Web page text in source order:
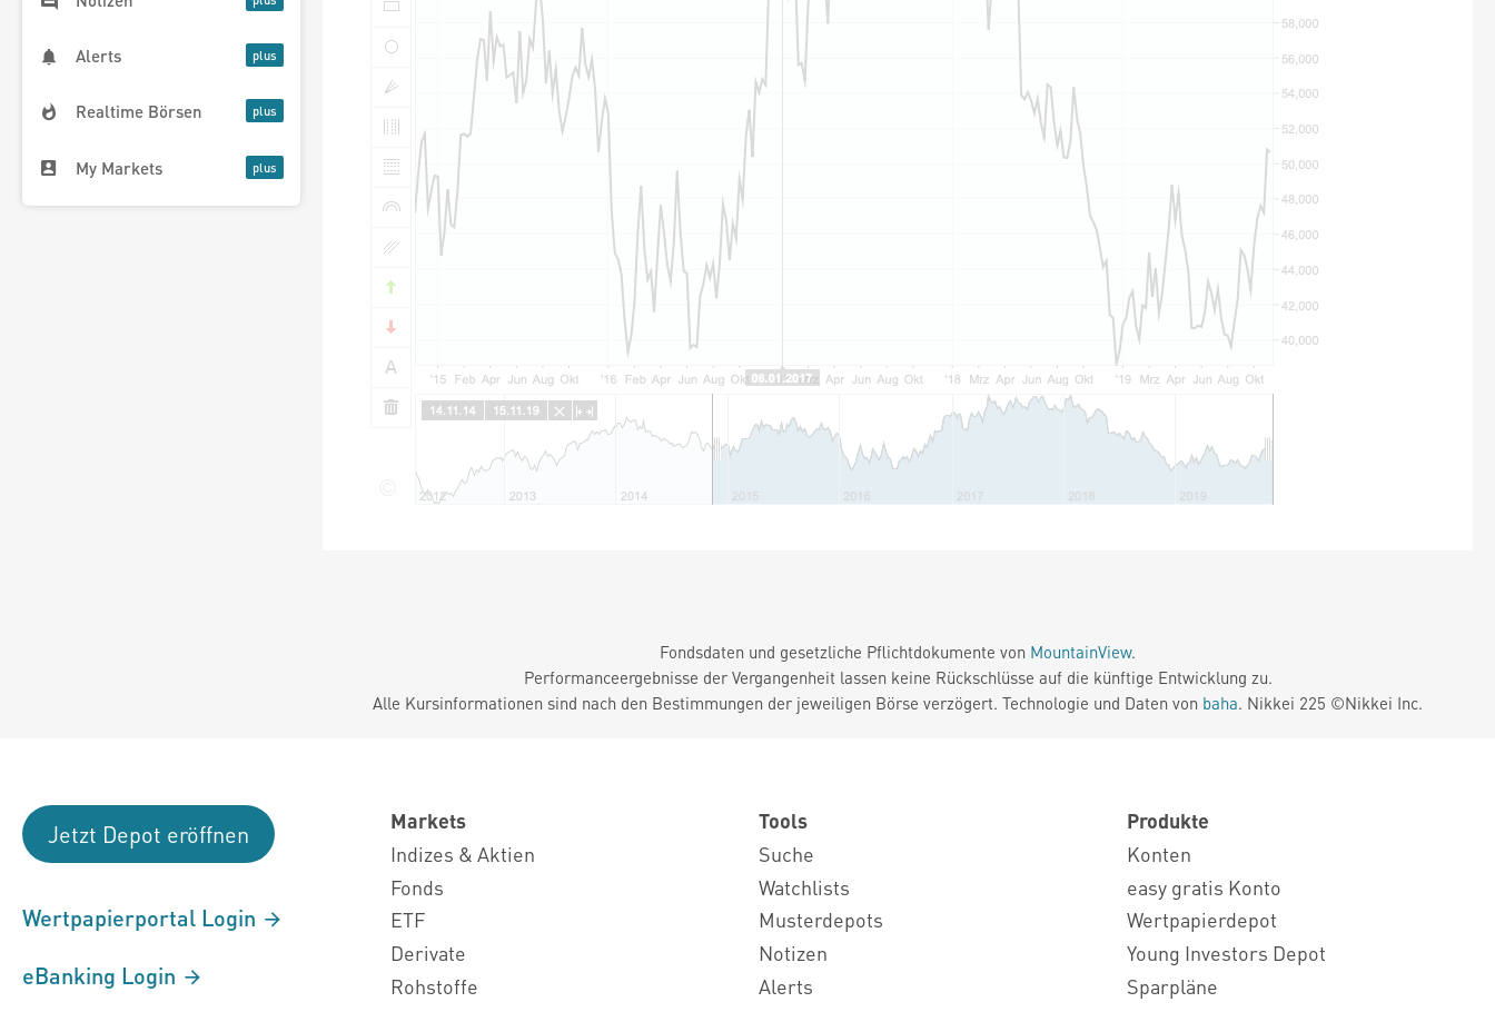
Alerts
Realtime Börsen
My Markets
Fondsdaten und gesetzliche Pflichtdokumente von MountainView.
Performanceergebnisse der Vergangenheit lassen keine Rückschlüsse auf die künftige Entwicklung zu.
Alle Kursinformationen sind nach den Bestimmungen der jeweiligen Börse verzögert. Technologie und Daten von baha. Nikkei 225 ©Nikkei Inc.
Jetzt Depot eröffnen
Wertpapierportal Login
eBanking Login
Markets
Indizes & Aktien
Fonds
ETF
Derivate
Rohstoffe
Tools
Suche
Watchlists
Musterdepots
Notizen
Alerts
Produkte
Konten
easy gratis Konto
Wertpapierdepot
Young Investors Depot
Sparpläne